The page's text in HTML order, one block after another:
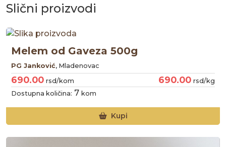
Slični proizvodi
Melem od Gaveza 500g
PG Janković, Mladenovac
690.00 rsd/kom 690.00 rsd/kg
Dostupna količina: 7 kom
Kupi